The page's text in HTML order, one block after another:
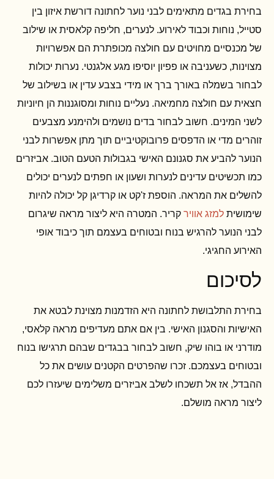
בחירת בגדים מתאימים לבני נוער לחתונה דורשת איזון בין
סטייל, נוחות וכבוד לאירוע. לנערים, חליפה קלאסית או שילוב
של מכנסיים מחויטים עם חולצה מכופתרת הם אפשרויות
מצוינות, כשעניבה או פפיון יוסיפו מגע אלגנטי. נערות יכולות
לבחור בשמלה באורך ברך או מידי בצבע עדין או בשילוב של
חצאית עם חולצה מחמיאה. נעליים נוחות ומסוגננות הן חיוניות
לשני המינים. חשוב לבחור בדים נושמים ולהימנע מצבעים
זוהרים מדי או הדפסים פרובוקטיביים תוך מתן אפשרות לבני
הנוער להביע את סגנונם האישי בגבולות הטעם הטוב. אביזרים
כמו תכשיטים עדינים לנערות ושעון או חפתים לנערים יכולים
להשלים את המראה. הוספת ז'קט או קרדיגן קל יכולה להיות
שימושית למזג אוויר קריר. המטרה היא ליצור מראה שיגרום
לבני הנוער להרגיש בנוח ובטוחים בעצמם תוך כיבוד אופי
האירוע החגיגי.
לסיכום
בחירת התלבושת לחתונה היא הזדמנות מצוינת לבטא את
האישיות והסגנון האישי. בין אם אתם מעדיפים מראה קלאסי,
מודרני או בוהו שיק, חשוב לבחור בבגדים שבהם תרגישו בנוח
ובטוחים בעצמכם. זכרו שהפרטים הקטנים עושים את כל
ההבדל, אז אל תשכחו לשלב אביזרים משלימים שיעזרו לכם
ליצור מראה מושלם.